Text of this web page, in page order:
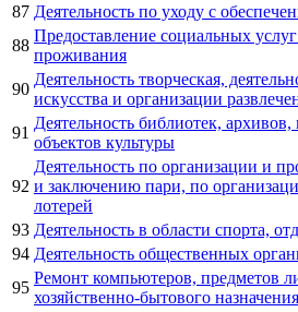
87 Деятельность по уходу с
88
Предоставление социальных
проживания
90
Деятельность творческая,
искусства и организации
91
Деятельность библиотек,
объектов культуры
92
Деятельность по организации и
и заключению пари, по
лотерей
93 Деятельность в области спорта,
94 Деятельность общественных
95
Ремонт компьютеров, предметов
хозяйственно-бытового назначения